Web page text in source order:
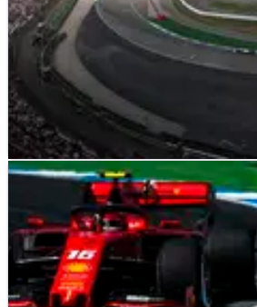
F1 NEWS
Hamilton menyebut cuaca
ancaman terbesar bagi
Lewis Hamilton akan mengawasi cuaca
Jerman karena dia memperkirakan
hujan atau kondisi panas menjadi
Mercedes.